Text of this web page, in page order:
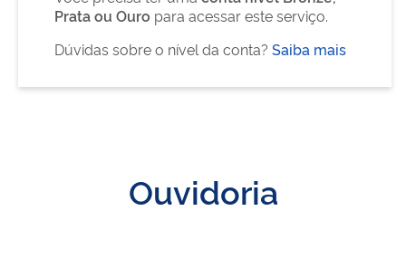
Prata ou Ouro para acessar este serviço.
Dúvidas sobre o nível da conta? Saiba mais
Ouvidoria